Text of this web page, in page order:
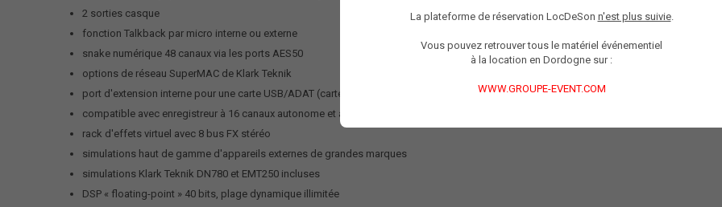
2 sorties casque
fonction Talkback par micro interne ou externe
snake numérique 48 canaux via les ports AES50
options de réseau SuperMAC de Klark Teknik
port d'extension interne pour une carte USB/ADAT (carte USB livrée)
compatible avec enregistreur à 16 canaux autonome et autres interfaces de réseau
rack d'effets virtuel avec 8 bus FX stéréo
simulations haut de gamme d'appareils externes de grandes marques
simulations Klark Teknik DN780 et EMT250 incluses
DSP « floating-point » 40 bits, plage dynamique illimitée
La plateforme de réservation LocDeSon n'est plus suivie.
Vous pouvez retrouver tous le matériel événementiel
à la location en Dordogne sur :
WWW.GROUPE-EVENT.COM